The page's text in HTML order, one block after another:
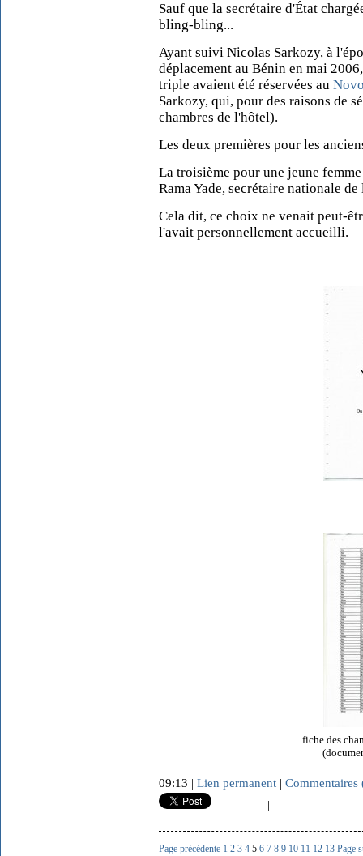
Sauf que la secrétaire d'État
bling-bling...
Ayant suivi Nicolas Sarkozy, à
déplacement au Bénin en mai
triple avaient été réservées au
Sarkozy, qui, pour des raisons de
chambres de l'hôtel).
Les deux premières pour les
La troisième pour une jeune
Rama Yade, secrétaire nationale
Cela dit, ce choix ne venait peut-
l'avait personnellement accueilli.
fiche des
09:13 | Lien permanent | Commentaires
|
Page précédente 1 2 3 4 5 6 7 8 9 10 11 12 13 Page